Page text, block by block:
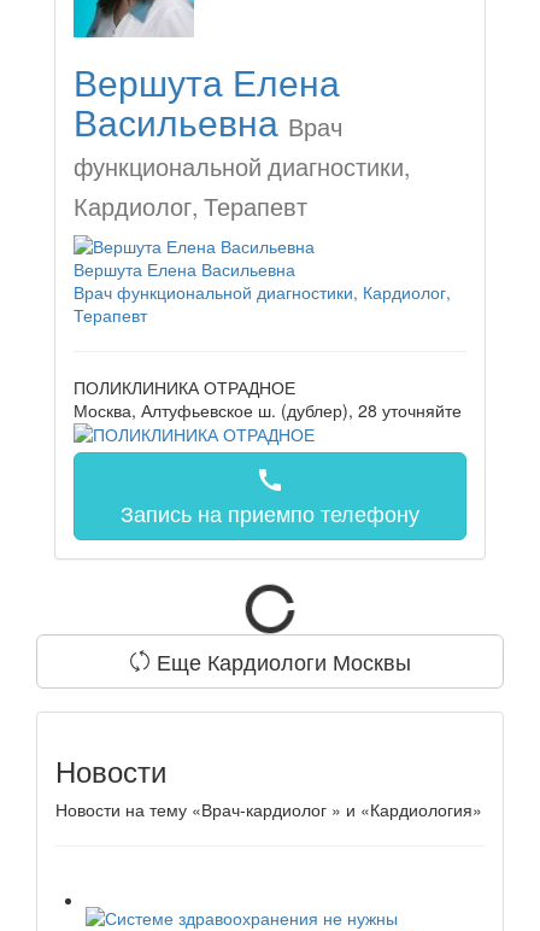
Вершута Елена
Васильевна Врач
функциональной диагностики,
Кардиолог, Терапевт
Вершута Елена Васильевна
Врач функциональной диагностики, Кардиолог,
Терапевт
ПОЛИКЛИНИКА ОТРАДНОЕ
Москва, Алтуфьевское ш. (дублер), 28 уточняйте
call
Запись на приемпо телефону
Еще Кардиологи Москвы
Новости
Новости на тему «Врач-кардиолог » и «Кардиология»